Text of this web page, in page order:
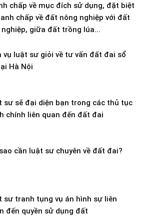
chấp về mục đích sử dụng, đặt biệt
chấp về đất nông nghiệp với đất
nghiệp, giữa đất trồng lúa...
vụ luật sư giỏi về tư vấn đất đai sổ
Hà Nội
sư sẽ đại diện bạn trong các thủ tục
chính liên quan đến đất đai
cần luật sư chuyên về đất đai?
sư tranh tụng vụ án hình sự liên
đến quyền sử dụng đất